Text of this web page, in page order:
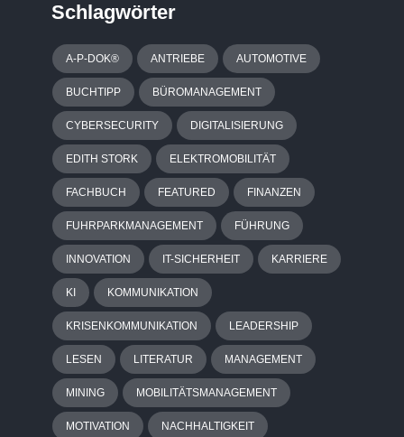
Schlagwörter
A-P-DOK® ANTRIEBE AUTOMOTIVE
BUCHTIPP BÜROMANAGEMENT
CYBERSECURITY DIGITALISIERUNG
EDITH STORK ELEKTROMOBILITÄT
FACHBUCH FEATURED FINANZEN
FUHRPARKMANAGEMENT FÜHRUNG
INNOVATION IT-SICHERHEIT KARRIERE
KI KOMMUNIKATION
KRISENKOMMUNIKATION LEADERSHIP
LESEN LITERATUR MANAGEMENT
MINING MOBILITÄTSMANAGEMENT
MOTIVATION NACHHALTIGKEIT